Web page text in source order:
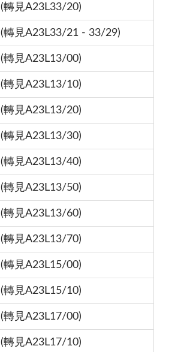
(轉見A23L33/20)
(轉見A23L33/21 - 33/29)
(轉見A23L13/00)
(轉見A23L13/10)
(轉見A23L13/20)
(轉見A23L13/30)
(轉見A23L13/40)
(轉見A23L13/50)
(轉見A23L13/60)
(轉見A23L13/70)
(轉見A23L15/00)
(轉見A23L15/10)
(轉見A23L17/00)
(轉見A23L17/10)